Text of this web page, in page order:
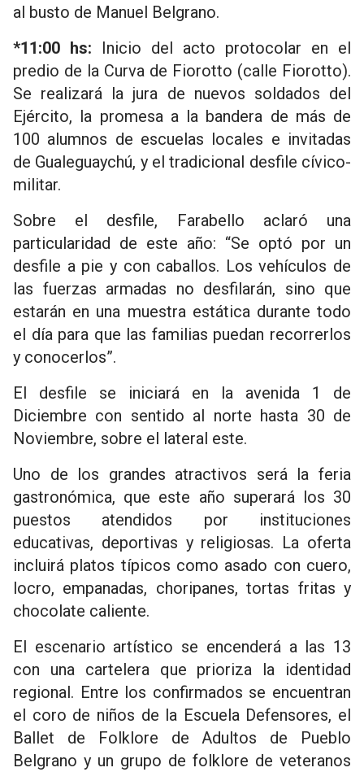
al busto de Manuel Belgrano.
*11:00 hs: Inicio del acto protocolar en el
predio de la Curva de Fiorotto (calle Fiorotto).
Se realizará la jura de nuevos soldados del
Ejército, la promesa a la bandera de más de
100 alumnos de escuelas locales e invitadas
de Gualeguaychú, y el tradicional desfile cívico-
militar.
Sobre el desfile, Farabello aclaró una
particularidad de este año: “Se optó por un
desfile a pie y con caballos. Los vehículos de
las fuerzas armadas no desfilarán, sino que
estarán en una muestra estática durante todo
el día para que las familias puedan recorrerlos
y conocerlos”.
El desfile se iniciará en la avenida 1 de
Diciembre con sentido al norte hasta 30 de
Noviembre, sobre el lateral este.
Uno de los grandes atractivos será la feria
gastronómica, que este año superará los 30
puestos atendidos por instituciones
educativas, deportivas y religiosas. La oferta
incluirá platos típicos como asado con cuero,
locro, empanadas, choripanes, tortas fritas y
chocolate caliente.
El escenario artístico se encenderá a las 13
con una cartelera que prioriza la identidad
regional. Entre los confirmados se encuentran
el coro de niños de la Escuela Defensores, el
Ballet de Folklore de Adultos de Pueblo
Belgrano y un grupo de folklore de veteranos